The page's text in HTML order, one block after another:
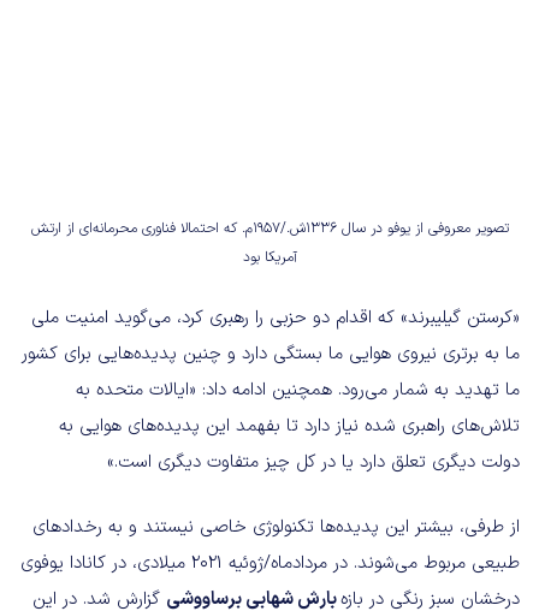
تصویر معروفی از یوفو در سال ۱۳۳۶ش./۱۹۵۷م. که احتمالا فناوری محرمانه‌ای از ارتش
آمریکا بود
«کرستن گیلیبرند» که اقدام دو حزبی را رهبری کرد، می‌گوید امنیت ملی
ما به برتری نیروی هوایی ما بستگی دارد و چنین پدیده‌هایی برای کشور
ما تهدید به شمار می‌رود. همچنین ادامه داد: «ایالات متحده به
تلاش‌های راهبری شده نیاز دارد تا بفهمد این پدیده‌های هوایی به
دولت دیگری تعلق دارد یا در کل چیز متفاوت دیگری است.»
از طرفی، بیشتر این پدیده‌ها تکنولوژی خاصی نیستند و به رخدادهای
طبیعی مربوط می‌شوند. در مردادماه/ژوئیه ۲۰۲۱ میلادی، در کانادا یوفوی
درخشان سبز رنگی در بازهبارش شهابی برساووشی گزارش شد. در این